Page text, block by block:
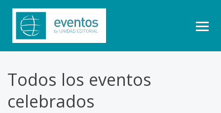
Todos los eventos
celebrados